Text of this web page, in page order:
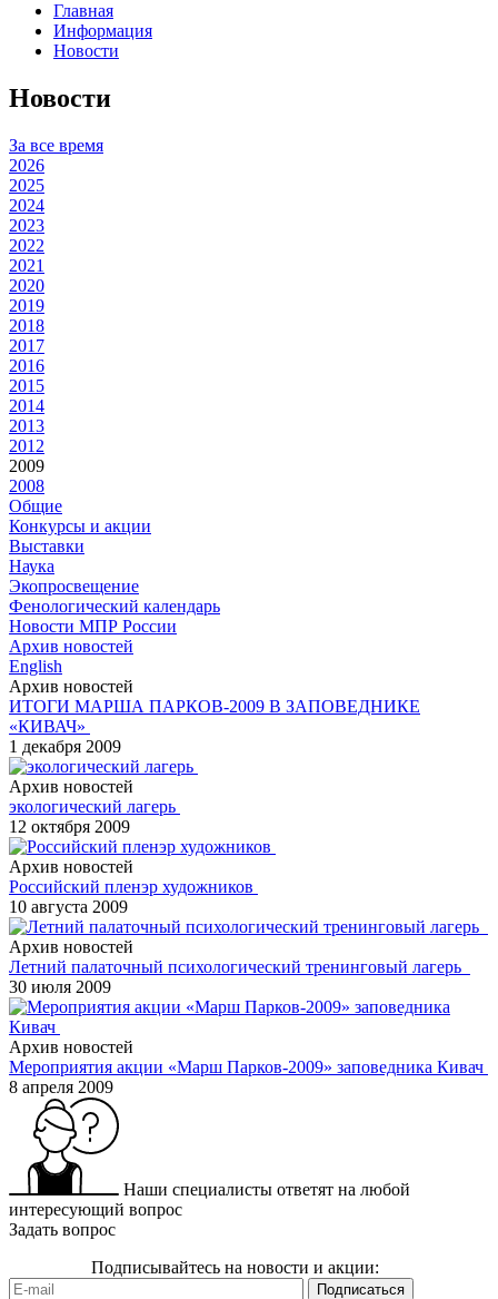
Главная
Информация
Новости
Новости
За все время
2026
2025
2024
2023
2022
2021
2020
2019
2018
2017
2016
2015
2014
2013
2012
2009
2008
Общие
Конкурсы и акции
Выставки
Наука
Экопросвещение
Фенологический календарь
Новости МПР России
Архив новостей
English
Архив новостей
ИТОГИ МАРША ПАРКОВ-2009 В ЗАПОВЕДНИКЕ
«КИВАЧ»
1 декабря 2009
Архив новостей
экологический лагерь
12 октября 2009
Архив новостей
Российский пленэр художников
10 августа 2009
Архив новостей
Летний палаточный психологический тренинговый лагерь
30 июля 2009
Архив новостей
Мероприятия акции «Марш Парков-2009» заповедника Кивач
8 апреля 2009
Наши специалисты ответят на любой
интересующий вопрос
Задать вопрос
Подписывайтесь на новости и акции: